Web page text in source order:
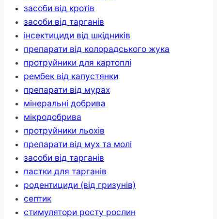
засоби від кротів
засоби від тарганів
інсектициди від шкідників
препарати від колорадського жука
протруйники для картоплі
рембек від капустянки
препарати від мурах
мінеральні добрива
мікродобрива
протруйники льохів
препарати від мух та молі
засоби від тарганів
пастки для тарганів
родентициди (від гризунів)
септик
стимулятори росту рослин